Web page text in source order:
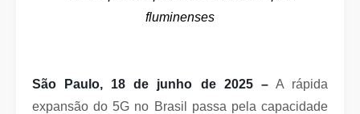
fluminenses
São Paulo, 18 de junho de 2025 – A rápida
expansão do 5G no Brasil passa pela capacidade